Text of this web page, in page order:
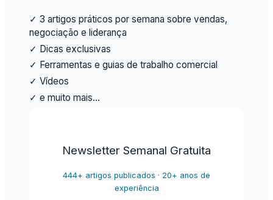
✓ 3 artigos práticos por semana sobre vendas,
negociação e liderança
✓ Dicas exclusivas
✓ Ferramentas e guias de trabalho comercial
✓ Vídeos
✓ e muito mais…
Newsletter Semanal Gratuita
444+ artigos publicados · 20+ anos de
experiência